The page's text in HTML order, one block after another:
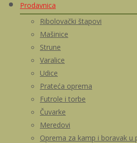
content
Prodavnica
Ribolovački štapovi
Mašinice
Strune
Varalice
Udice
Prateća oprema
Futrole i torbe
Čuvarke
Meredovi
Oprema za kamp i boravak u